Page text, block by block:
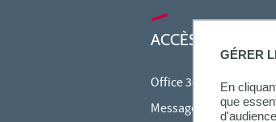
GÉRER
En
que
ACCÈS RAPIDES
Office 365
Messagerie étudiante